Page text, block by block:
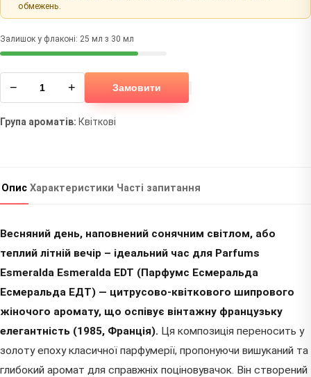
обмежень.
Залишок у флаконі: 25 мл з 30 мл
− + Замовити
Група ароматів: Квіткові
Опис Характеристики Часті запитання
Весняний день, наповнений сонячним світлом, або
теплий літній вечір – ідеальний час для Parfums
Esmeralda Esmeralda EDT (Парфумс Есмеральда
Есмеральда ЕДТ) — цитрусово-квіткового шипрового
жіночого аромату, що оспівує вінтажну французьку
елегантність (1985, Франція). Ця композиція переносить у
золоту епоху класичної парфумерії, пропонуючи вишуканий та
глибокий аромат для справжніх поціновувачок. Він створений